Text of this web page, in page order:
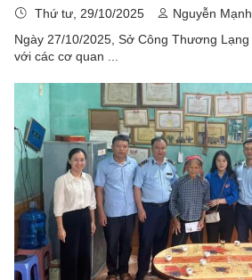
ba mươi chín HĐND tỉnh khoá XVII,
Thứ tư, 29/10/2025
Nguyễn
Ngày 27/10/2025, Sở Công Thương
với các cơ quan ...